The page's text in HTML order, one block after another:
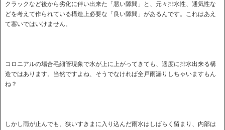
クラックなど後から劣化に伴い出来た「悪い隙間」と、元々排水性、通気性な
どを考えて作られている構造上必要な「良い隙間」があるんです。これはあえ
て塞いではいけません。
コロニアルの場合毛細管現象で水が上に上がってきても、適度に排水出来る構
造ではあります。当然ですよね、そうでなければ全戸雨漏りしちゃいますもん
ね？
しかし雨が止んでも、狭いすきまに入り込んだ雨水はしばらく留まり、内部は